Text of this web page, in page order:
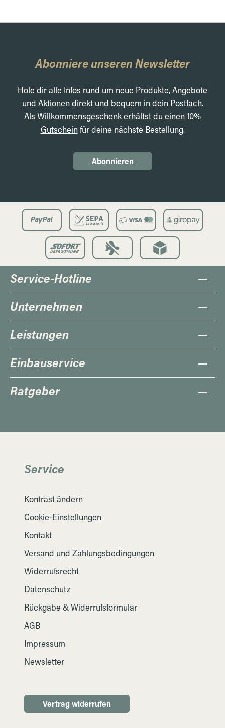
Abonniere unseren Newsletter
Hole dir alle Infos rund um neue Produkte, Angebote
und Aktionen direkt und bequem in dein Postfach.
Als Willkommensgeschenk erhältst du einen10%
Gutscheinfür deine nächste Bestellung.
Abonnieren
Service-Hotline
Unternehmen
Leistungen
Einbauservice
Ratgeber
Service
Kontrast ändern
Cookie-Einstellungen
Kontakt
Versand und Zahlungsbedingungen
Widerrufsrecht
Datenschutz
Rückgabe & Widerrufsformular
AGB
Impressum
Newsletter
Vertrag widerrufen